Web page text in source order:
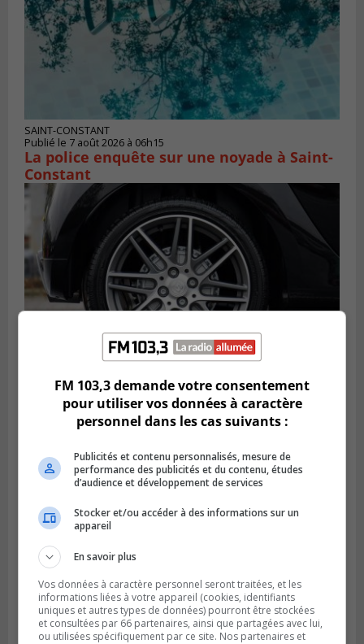
SAINT-CONSTANT
Publié le 7 août 2026 à 06h15
La police enquête sur une noyade à Saint-
Constant
LONGUEUIL
Publié le 6 août 2026 à 11h58
Des jeunes ciblent la Montérégie pour
le Défi écrou de roue
FM 103,3 demande votre consentement
pour utiliser vos données à caractère
personnel dans les cas suivants :
Publicités et contenu personnalisés, mesure de
performance des publicités et du contenu, études
d’audience et développement de services
Stocker et/ou accéder à des informations sur un
appareil
En savoir plus
Vos données à caractère personnel seront traitées, et les
informations liées à votre appareil (cookies, identifiants
uniques et autres types de données) pourront être stockées
et consultées par 66 partenaires, ainsi que partagées avec lui,
ou utilisées spécifiquement par ce site. Nos partenaires et